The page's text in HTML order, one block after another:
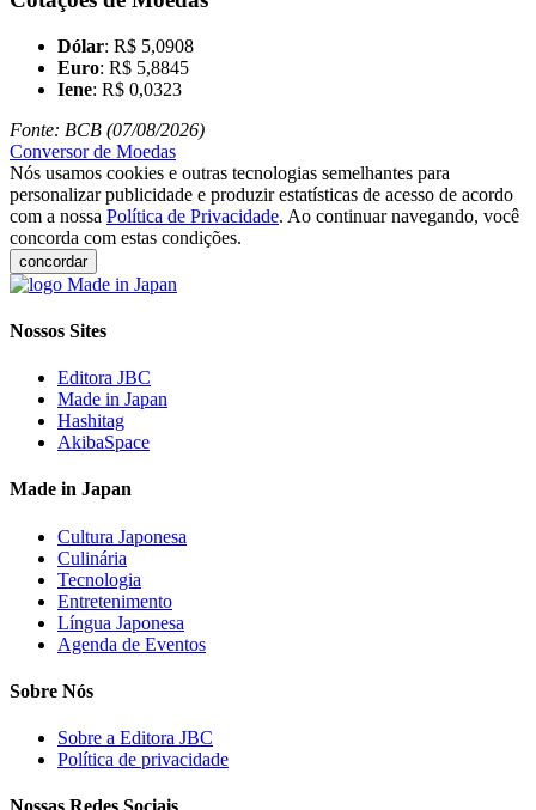
Dólar: R$ 5,0908
Euro: R$ 5,8845
Iene: R$ 0,0323
Fonte: BCB (07/08/2026)
Conversor de Moedas
Nós usamos cookies e outras tecnologias semelhantes para
personalizar publicidade e produzir estatísticas de acesso de acordo
com a nossa Política de Privacidade. Ao continuar navegando, você
concorda com estas condições.
concordar
Nossos Sites
Editora JBC
Made in Japan
Hashitag
AkibaSpace
Made in Japan
Cultura Japonesa
Culinária
Tecnologia
Entretenimento
Língua Japonesa
Agenda de Eventos
Sobre Nós
Sobre a Editora JBC
Política de privacidade